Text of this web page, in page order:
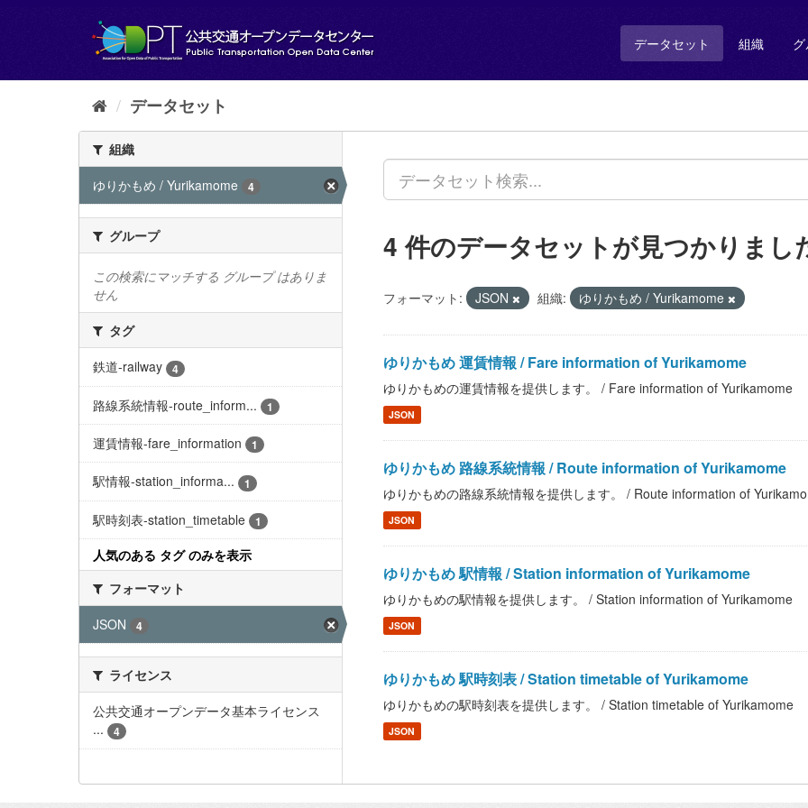
し
データセット 組織
データセット
組織
ゆりかもめ / Yurikamome
4
グループ
この検索にマッチする グループ はありま
せん
タグ
鉄道-railway
4
路線系統情報-route_inform... 1
運賃情報-fare_information 1
駅情報-station_informa... 1
駅時刻表-station_timetable 1
人気のある タグ のみを表示
フォーマット
JSON
4
ライセンス
公共交通オープンデータ基本ライセンス
...
4
4 件のデータセットが見つかりまし
フォーマット: JSON 組織: ゆりかもめ / Yurikamome
ゆりかもめ 運賃情報 / Fare information of Yurikamome
ゆりかもめの運賃情報を提供します。 / Fare information of Yurikamome
JSON
ゆりかもめ 路線系統情報 / Route information of Yurikamome
ゆりかもめの路線系統情報を提供します。 / Route information of
JSON
ゆりかもめ 駅情報 / Station information of Yurikamome
ゆりかもめの駅情報を提供します。 / Station information of Yurikamome
JSON
ゆりかもめ 駅時刻表 / Station timetable of Yurikamome
ゆりかもめの駅時刻表を提供します。 / Station timetable of Yurikamome
JSON